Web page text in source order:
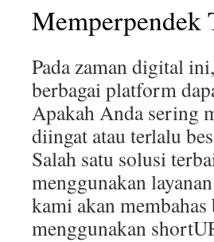
Memperpendek
Pada zaman digital
berbagai platform
Apakah Anda sering
diingat atau terlalu
Salah satu solusi
menggunakan layanan
kami akan
menggunakan